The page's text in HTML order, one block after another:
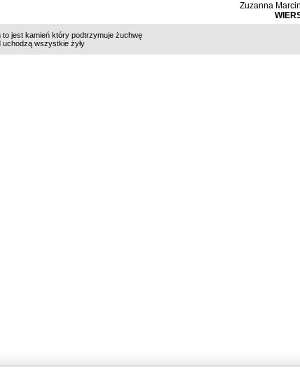
Zuzanna
to jest kamień który podtrzymuje żuchwę
uchodzą wszystkie żyły